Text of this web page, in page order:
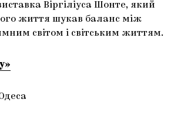
Віргіліуса Шонте, який
життя шукав баланс між
світом і світським життям.